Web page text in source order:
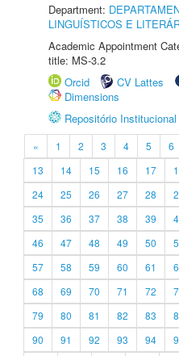
Department:
LINGUÍSTICOS E
Academic Appointment
title: MS-3.2
Orcid
CV Lattes
Dimensions
Repositório
« 1 2 3 4 5 6
13
14 15 16 17
24
25 26 27 28
35
36 37 38 39
46
47 48 49 50
57
58 59 60 61
68
69 70 71 72
79
80 81 82 83
90
91 92 93 94